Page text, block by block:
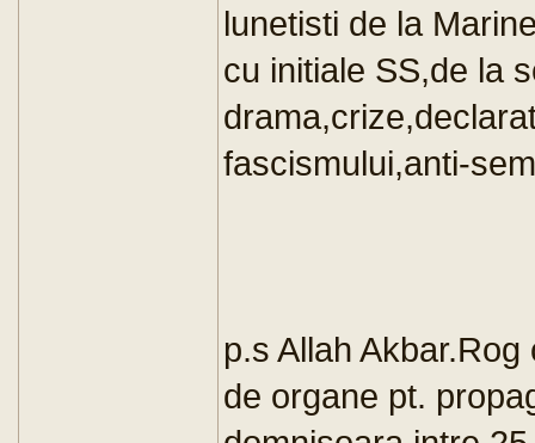
lunetisti de la
cu initiale SS,de la
fascismului,anti-
p.s Allah
de organe pt.